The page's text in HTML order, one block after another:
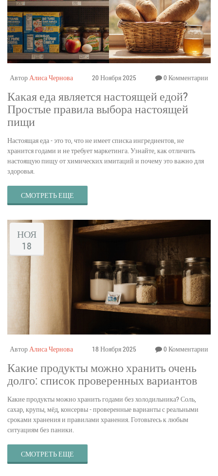
АвторАлиса Чернова 20 Ноября 2025 0 Комментарии
Какая еда является настоящей едой?
Простые правила выбора настоящей
пищи
Настоящая еда - это то, что не имеет списка ингредиентов, не
хранится годами и не требует маркетинга. Узнайте, как отличить
настоящую пищу от химических имитаций и почему это важно для
здоровья.
СМОТРЕТЬ ЕЩЕ
НОЯ
18
Автор Алиса Чернова 18 Ноября 2025 0 Комментарии
Какие продукты можно хранить очень
долго: список проверенных вариантов
Какие продукты можно хранить годами без холодильника? Соль,
сахар, крупы, мёд, консервы - проверенные варианты с реальными
сроками хранения и правилами хранения. Готовьтесь к любым
ситуациям без паники.
СМОТРЕТЬ ЕЩЕ